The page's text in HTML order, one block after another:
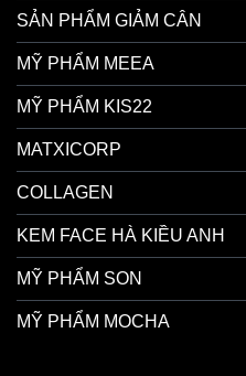
SẢN PHẨM GIẢM CÂN
MỸ PHẨM MEEA
MỸ PHẨM KIS22
MATXICORP
COLLAGEN
KEM FACE HÀ KIỀU ANH
MỸ PHẨM SON
MỸ PHẨM MOCHA